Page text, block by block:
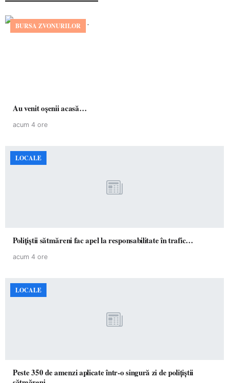
BURSA ZVONURILOR
Au venit oșenii acasă…
acum 4 ore
LOCALE
Polițiștii sătmăreni fac apel la responsabilitate în trafic…
acum 4 ore
LOCALE
Peste 350 de amenzi aplicate într-o singură zi de polițiștii